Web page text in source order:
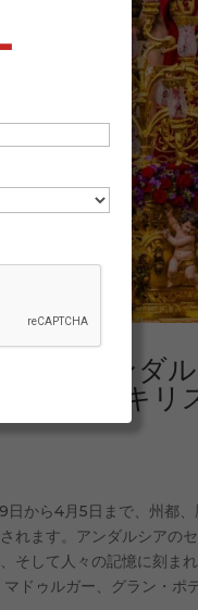
｜アンダ
母像、キリ
から4月5日まで、州都
れます。アンダルシアの
そして人々の記憶に刻ま
ドゥルガー、グラン・ポ